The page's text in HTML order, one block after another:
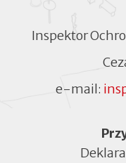
Inspektor
e-mail:
Menu